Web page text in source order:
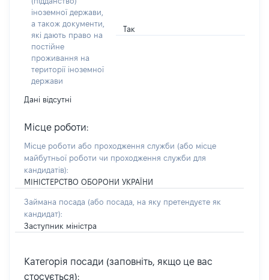
іноземної держави,
а також документи,
які дають право на
постійне
проживання на
території іноземної
держави
Так
Дані відсутні
Місце роботи:
Місце роботи або проходження служби (або місце
майбутньої роботи чи проходження служби для
кандидатів):
МІНІСТЕРСТВО ОБОРОНИ УКРАЇНИ
Займана посада (або посада, на яку претендуєте як
кандидат):
Заступник міністра
Категорія посади (заповніть, якщо це вас
стосується):